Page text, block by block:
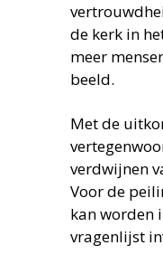
de kerk in
meer
beeld.
Met de
verdwijnen
Voor de
kan worden
vragenlijst